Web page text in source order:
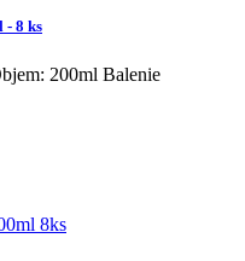
- 8 ks
200ml Balenie